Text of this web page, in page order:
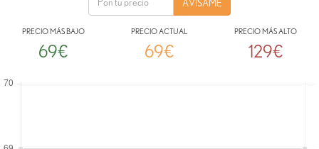
PRECIO MÁS BAJO
69€
PRECIO ACTUAL
69€
PRECIO MÁS ALTO
129€